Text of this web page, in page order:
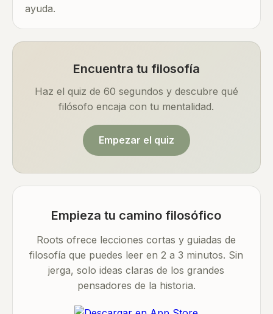
ayuda.
Encuentra tu filosofía
Haz el quiz de 60 segundos y descubre qué
filósofo encaja con tu mentalidad.
Empezar el quiz
Empieza tu camino filosófico
Roots ofrece lecciones cortas y guiadas de
filosofía que puedes leer en 2 a 3 minutos. Sin
jerga, solo ideas claras de los grandes
pensadores de la historia.